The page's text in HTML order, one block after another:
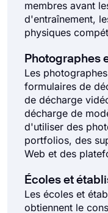
membres avant
d'entraînement,
physiques
Photographes
Les
formulaires de
de décharge
décharge de
d'utiliser des
portfolios, des
Web et des
Écoles et
Les écoles et
obtiennent le